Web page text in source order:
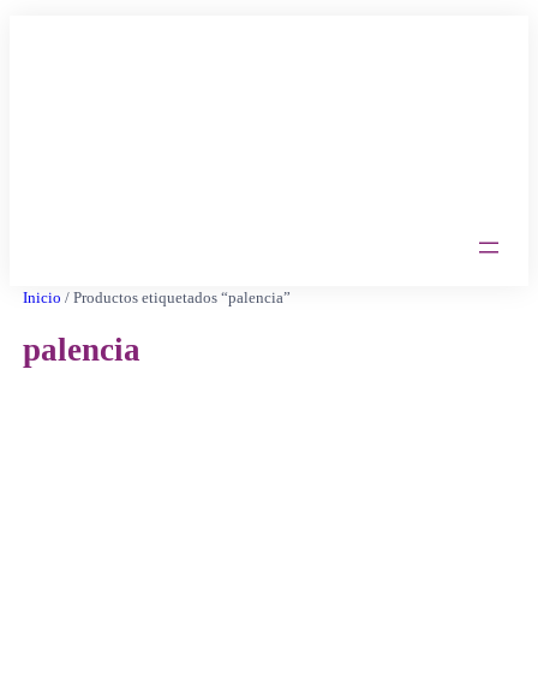
Inicio / Productos etiquetados “palencia”
palencia